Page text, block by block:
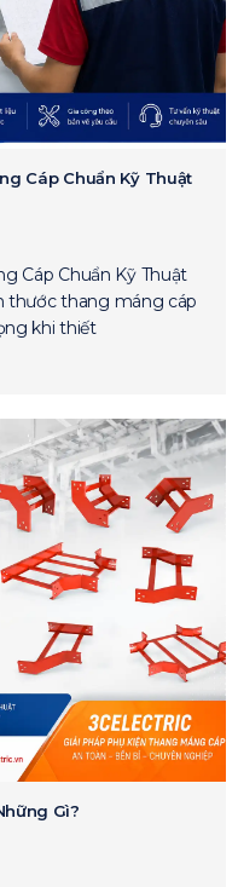
Cáp Chuẩn Kỹ Thuật
Cáp Chuẩn Kỹ Thuật
thước thang máng cáp
khi thiết
Gì?